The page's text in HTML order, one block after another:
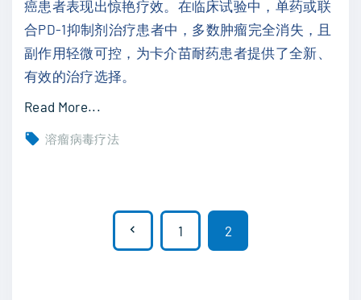
强
溶
瘤
病
毒
疗
癌患者表现出惊艳疗效。在临床试验中，单药或联
合PD-1抑制剂治疗患者中，多数肿瘤完全消失，且
副作用轻微可控，为卡介苗耐药患者提供了全新、
有效的治疗选择。
Read More...
毒
溶瘤病毒疗法
P 1 2